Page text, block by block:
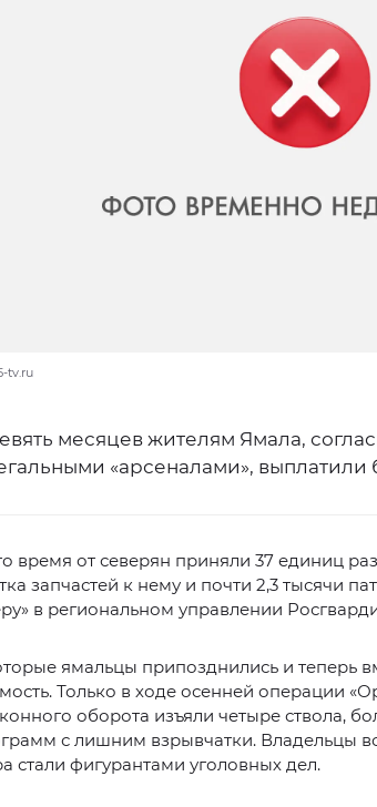
tv.ru
месяцев жителям Ямала,
«арсеналами»,
время от северян приняли 37 единиц
запчастей к нему и почти 2,3 тысячи
в региональном управлении
ямальцы припозднились и теперь
Только в ходе осенней операции
оборота изъяли четыре ствола,
с лишним взрывчатки. Владельцы
стали фигурантами уголовных дел.